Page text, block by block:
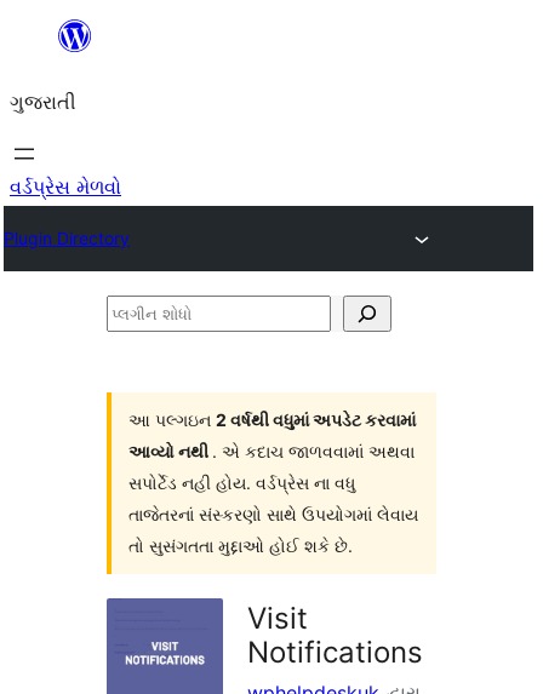
કંટેન્ટ(લખાણ)
જાઓ
ગુજરાતી
વર્ડપ્રેસ મેળવો
Plugin Directory
પ્લગીન
આ પલ્ગઇન 2 વર્ષથી વધુમાં અપડેટ કરવામાં
આવ્યો નથી . એ કદાચ જાળવવામાં અથવા
સપોર્ટેડ નહી હોય. વર્ડપ્રેસ ના વધુ
તાજેતરનાં સંસ્કરણો સાથે ઉપયોગમાં લેવાય
તો સુસંગતતા મુદ્દાઓ હોઈ શકે છે.
Visit
Notifications